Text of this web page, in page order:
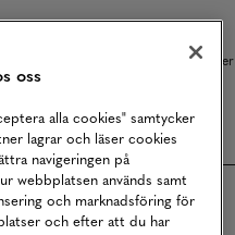
Köpvillkor
Våra Tjänster
oss
alla cookies" samtycker
lagrar och läser cookies
navigeringen på
webbplatsen används samt
och marknadsföring för
och efter att du har